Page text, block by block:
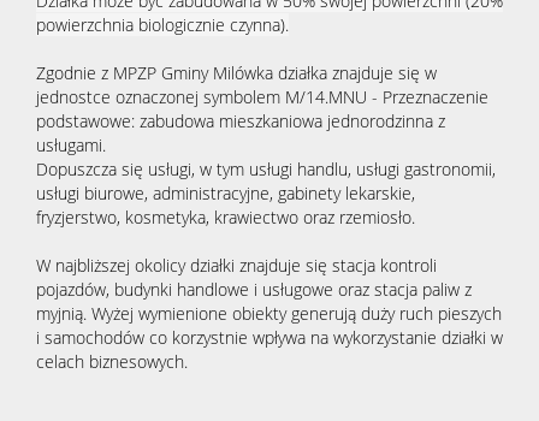
powierzchnia biologicznie czynna).
Zgodnie z MPZP Gminy Milówka działka znajduje się w
jednostce oznaczonej symbolem M/14.MNU - Przeznaczenie
podstawowe: zabudowa mieszkaniowa jednorodzinna z
usługami.
Dopuszcza się usługi, w tym usługi handlu, usługi gastronomii,
usługi biurowe, administracyjne, gabinety lekarskie,
fryzjerstwo, kosmetyka, krawiectwo oraz rzemiosło.
W najbliższej okolicy działki znajduje się stacja kontroli
pojazdów, budynki handlowe i usługowe oraz stacja paliw z
myjnią. Wyżej wymienione obiekty generują duży ruch pieszych
i samochodów co korzystnie wpływa na wykorzystanie działki w
celach biznesowych.